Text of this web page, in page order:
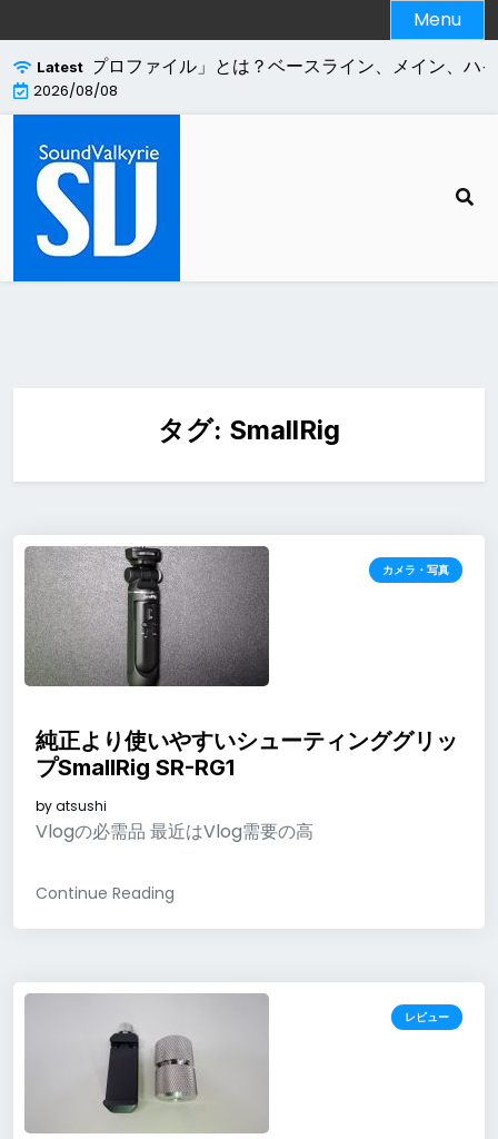
to
content
Menu
Latest
ドの「プロファイル」とは？ベースライン、メイン、ハ
2026/08/08
タグ: SmallRig
カメラ・写真
純正より使いやすいシューティンググリッ
プSmallRig SR-RG1
byatsushi
Vlogの必需品 最近はVlog需要の高
Continue Reading
レビュー